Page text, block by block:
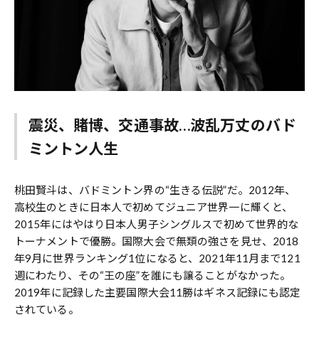
震災、賭博、交通事故…波乱万丈のバド
ミントン人生
桃田賢斗は、バドミントン界の“生きる伝説”だ。2012年、
高校生のときに日本人で初めてジュニア世界一に輝くと、
2015年にはやはり日本人男子シングルスで初めて世界的な
トーナメントで優勝。国際大会で無類の強さを見せ、2018
年9月に世界ランキング1位になると、2021年11月まで121
週にわたり、その“王の座”を誰にも譲ることがなかった。
2019年に記録した主要国際大会11勝はギネス記録にも認定
されている。